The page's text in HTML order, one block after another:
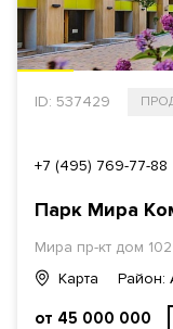
Общая
₽ $ €
ID: 537429
+7 (495) 769-77-88
Парк Мира
Мира пр-кт дом 102
Карта
Район:
от 45 000 000